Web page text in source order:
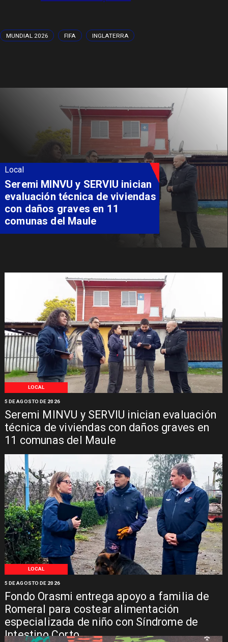
MUNDIAL 2026 FIFA INGLATERRA
LOCAL
Seremi MINVU y SERVIU inician evaluación
técnica de viviendas con daños graves en
11 comunas del Maule
5 DE AGOSTO DE 2026
LOCAL
Fondo Orasmi entrega apoyo a familia de
Romeral para costear alimentación
especializada de niño con Síndrome de
Intestino Corto
5 DE AGOSTO DE 2026
Local
Seremi MINVU y SERVIU inician
evaluación técnica de viviendas
con daños graves en 11
comunas del Maule